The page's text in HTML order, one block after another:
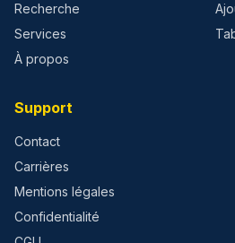
Recherche
Services
À propos
Support
Contact
Carrières
Mentions légales
Confidentialité